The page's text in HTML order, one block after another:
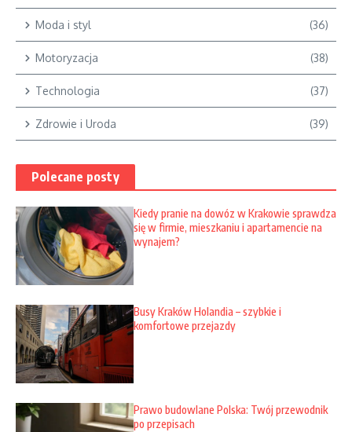
Moda i styl (36)
Motoryzacja (38)
Technologia (37)
Zdrowie i Uroda (39)
Polecane posty
Kiedy pranie na dowóz w Krakowie sprawdza
się w firmie, mieszkaniu i apartamencie na
wynajem?
Busy Kraków Holandia – szybkie i
komfortowe przejazdy
Prawo budowlane Polska: Twój przewodnik
po przepisach